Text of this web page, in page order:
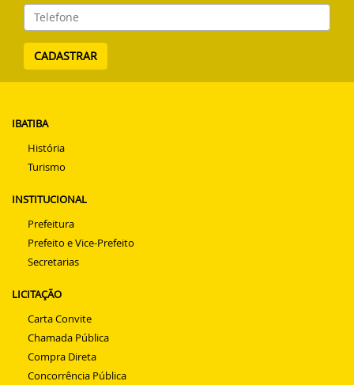
mail
CADASTRAR
IBATIBA
História
Turismo
INSTITUCIONAL
Prefeitura
Prefeito e Vice-Prefeito
Secretarias
LICITAÇÃO
Carta Convite
Chamada Pública
Compra Direta
Concorrência Pública